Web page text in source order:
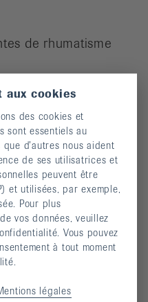
de rhumatisme
aux cookies
des cookies et
sont essentiels au
d’autres nous aident
de ses utilisatrices et
peuvent être
et utilisées, par exemple,
Pour plus
vos données, veuillez
Vous pouvez
à tout moment
légales